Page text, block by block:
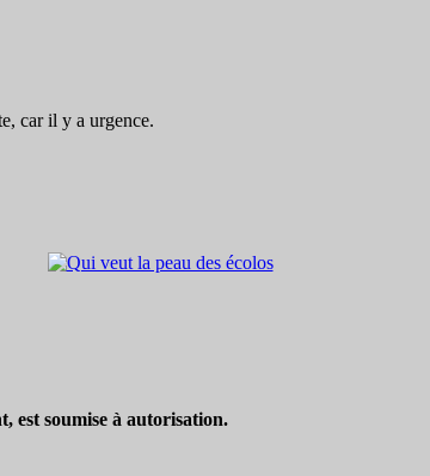
car il y a urgence.
est soumise à autorisation.